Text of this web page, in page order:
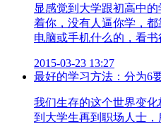
显感觉到大学跟初高中
着你，没有人逼你学，
电脑或手机什么的，看
2015-03-23 13:27
最好的学习方法：分为6
我们生存的这个世界变
到大学生再到职场人士